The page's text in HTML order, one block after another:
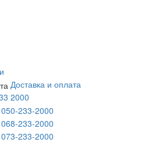
Доставка и оплата
2000
050-233-2000
068-233-2000
073-233-2000